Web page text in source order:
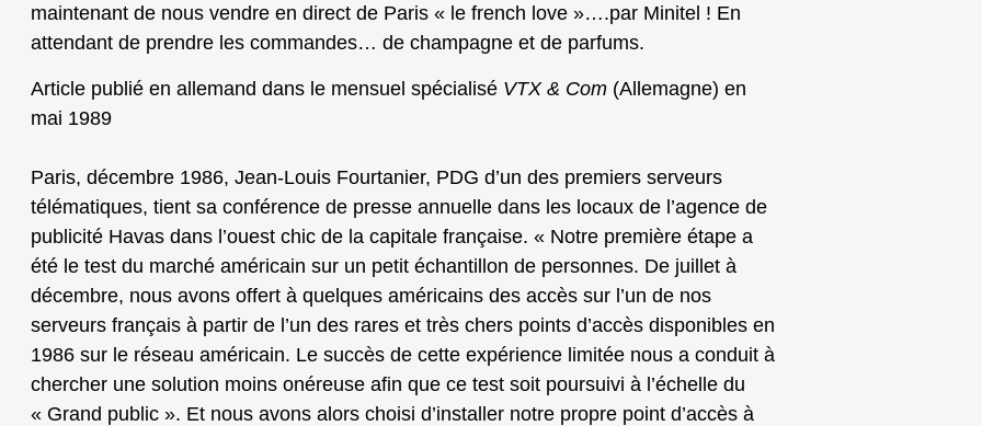
maintenant de nous vendre en direct de Paris « le french love »….par Minitel ! En
attendant de prendre les commandes… de champagne et de parfums.
Article publié en allemand dans le mensuel spécialisé VTX & Com (Allemagne) en
mai 1989
Paris, décembre 1986, Jean-Louis Fourtanier, PDG d’un des premiers serveurs
télématiques, tient sa conférence de presse annuelle dans les locaux de l’agence de
publicité Havas dans l’ouest chic de la capitale française. « Notre première étape a
été le test du marché américain sur un petit échantillon de personnes. De juillet à
décembre, nous avons offert à quelques américains des accès sur l’un de nos
serveurs français à partir de l’un des rares et très chers points d’accès disponibles en
1986 sur le réseau américain. Le succès de cette expérience limitée nous a conduit à
chercher une solution moins onéreuse afin que ce test soit poursuivi à l’échelle du
« Grand public ». Et nous avons alors choisi d’installer notre propre point d’accès à